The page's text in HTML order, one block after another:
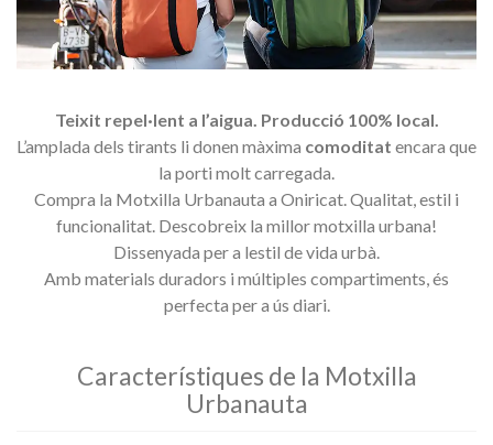
Teixit repel·lent a l’aigua. Producció 100% local.
L’amplada dels tirants li donen màxima comoditat encara que
la porti molt carregada.
Compra la Motxilla Urbanauta a Oniricat. Qualitat, estil i
funcionalitat. Descobreix la millor motxilla urbana!
Dissenyada per a lestil de vida urbà.
Amb materials duradors i múltiples compartiments, és
perfecta per a ús diari.
Característiques de la Motxilla
Urbanauta